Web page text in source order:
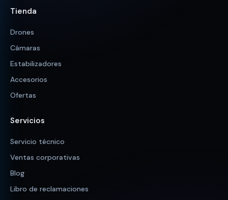
Tienda
Drones
Cámaras
Estabilizadores
Accesorios
Ofertas
Servicios
Servicio técnico
Ventas corporativas
Blog
Libro de reclamaciones